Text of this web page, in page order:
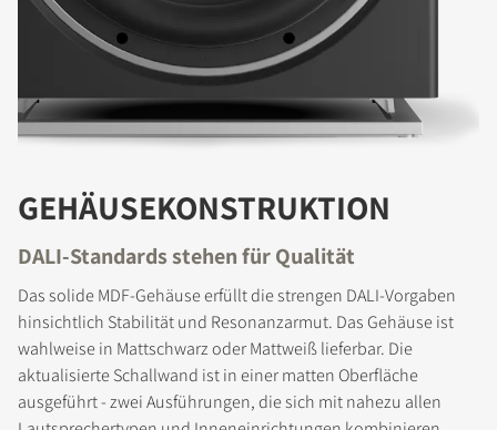
GEHÄUSEKONSTRUKTION
DALI-Standards stehen für Qualität
Das solide MDF-Gehäuse erfüllt die strengen DALI-Vorgaben
hinsichtlich Stabilität und Resonanzarmut. Das Gehäuse ist
wahlweise in Mattschwarz oder Mattweiß lieferbar. Die
aktualisierte Schallwand ist in einer matten Oberfläche
ausgeführt - zwei Ausführungen, die sich mit nahezu allen